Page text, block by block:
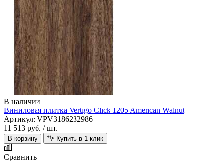
В наличии
Виниловая плитка Vertigo Click 1205 American Walnut
Артикул: VPV3186232986
11 513 руб. / шт.
В корзину Купить в 1 клик
Сравнить